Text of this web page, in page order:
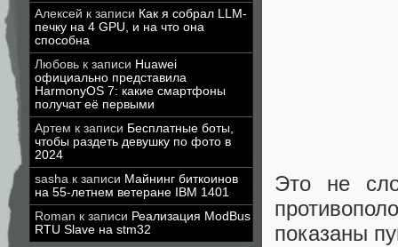
Алексей к записи Как я собрал LLM-
печку на 4 GPU, и на что она
способна
Любовь к записи Huawei
официально представила
HarmonyOS 7: какие смартфоны
получат её первыми
Артем к записи Бесплатные боты,
чтобы раздеть девушку по фото в
2024
sasha к записи Майнинг биткоинов
на 55-летнем ветеране IBM 1401
Roman к записи Реализация ModBus
RTU Slave на stm32
Это не
показаны